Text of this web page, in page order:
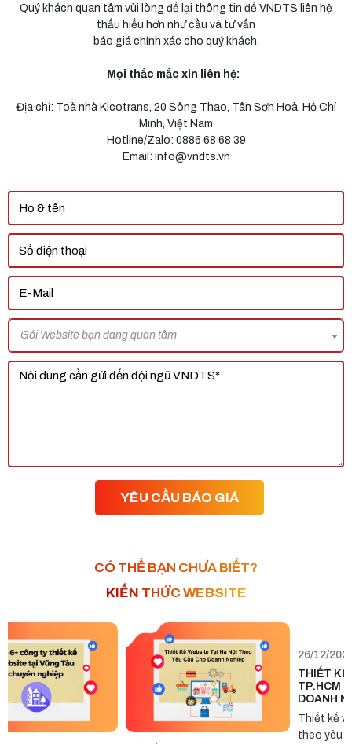
Quý khách quan tâm vùi lòng để lại thông tin để VNDTS liên hệ
thấu hiểu hơn như cầu và tư vấn
báo giá chính xác cho quý khách.
Mọi thắc mắc xin liên hệ:
Địa chỉ: Toà nhà Kicotrans, 20 Sông Thao, Tân Sơn Hoà, Hồ Chí
Minh, Việt Nam
Hotline/Zalo: 0886 68 68 39
Email: info@vndts.vn
Gói Website bạn đang quan tâm
CÓ THỂ BẠN CHƯA BIẾT?
KIẾN THỨC WEBSITE